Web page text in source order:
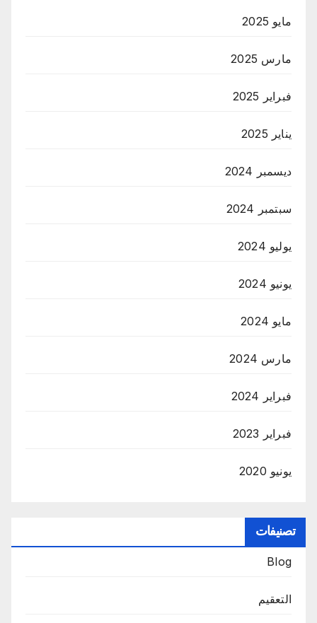
مايو 2025
مارس 2025
فبراير 2025
يناير 2025
ديسمبر 2024
سبتمبر 2024
يوليو 2024
يونيو 2024
مايو 2024
مارس 2024
فبراير 2024
فبراير 2023
يونيو 2020
تصنيفات
Blog
التعقيم